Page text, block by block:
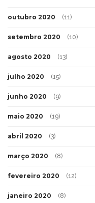
outubro 2020 (11)
setembro 2020 (10)
agosto 2020 (13)
julho 2020 (15)
junho 2020 (9)
maio 2020 (19)
abril 2020 (3)
março 2020 (8)
fevereiro 2020 (12)
janeiro 2020 (8)